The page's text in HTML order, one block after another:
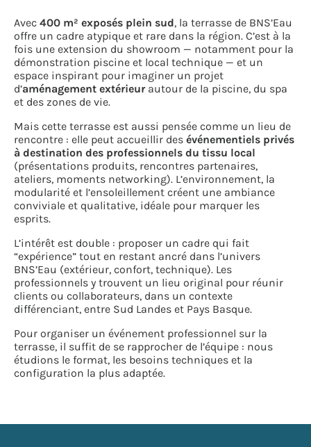
Avec 400 m² exposés plein sud, la terrasse de BNS’Eau
offre un cadre atypique et rare dans la région. C’est à la
fois une extension du showroom — notamment pour la
démonstration piscine et local technique — et un
espace inspirant pour imaginer un projet
d’aménagement extérieurautour de la piscine, du spa
et des zones de vie.
Mais cette terrasse est aussi pensée comme un lieu de
rencontre : elle peut accueillir des événementiels privés
à destination des professionnels du tissu local
(présentations produits, rencontres partenaires,
ateliers, moments networking). L’environnement, la
modularité et l’ensoleillement créent une ambiance
conviviale et qualitative, idéale pour marquer les
esprits.
L’intérêt est double : proposer un cadre qui fait
“expérience” tout en restant ancré dans l’univers
BNS’Eau (extérieur, confort, technique). Les
professionnels y trouvent un lieu original pour réunir
clients ou collaborateurs, dans un contexte
différenciant, entre Sud Landes et Pays Basque.
Pour organiser un événement professionnel sur la
terrasse, il suffit de se rapprocher de l’équipe : nous
étudions le format, les besoins techniques et la
configuration la plus adaptée.